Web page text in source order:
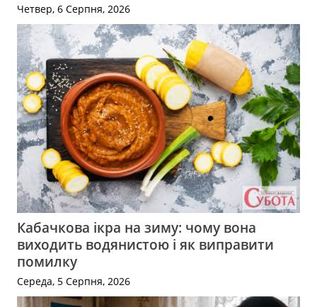
Четвер, 6 Серпня, 2026
Кабачкова ікра на зиму: чому вона
виходить водянистою і як виправити
помилку
Середа, 5 Серпня, 2026